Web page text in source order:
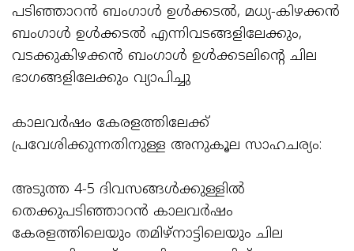
പടിഞ്ഞാറൻ ബംഗാൾ ഉൾക്കടൽ, മധ്യ-കിഴക്കൻ
ബംഗാൾ ഉൾക്കടൽ എന്നിവടങ്ങളിലേക്കും,
വടക്കുകിഴക്കൻ ബംഗാൾ ഉൾക്കടലിന്റെ ചില
ഭാഗങ്ങളിലേക്കും വ്യാപിച്ചു
കാലവർഷം കേരളത്തിലേക്ക്
പ്രവേശിക്കുന്നതിനുള്ള അനുകൂല സാഹചര്യം:
അടുത്ത 4-5 ദിവസങ്ങൾക്കുള്ളിൽ
തെക്കുപടിഞ്ഞാറൻ കാലവർഷം
കേരളത്തിലെയും തമിഴ്‌നാട്ടിലെയും ചില